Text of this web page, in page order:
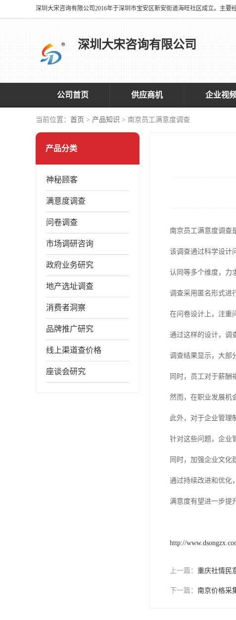
深圳大宋咨询有限公司
公司首页 供应商机 企业视
当前位置： 首页 > 产品知识 > 南京员工满意度调查
产品分类
神秘顾客
满意度调查
问卷调查
市场调研咨询
政府业务研究
地产选址调查
消费者洞察
品牌推广研究
线上渠道查价格
座谈会研究
南京员工满意度调查
该调查通过科学设计
认同等多个维度，力
调查采用匿名形式进
在问卷设计上，注重
通过这样的设计，调
调查结果显示，大部
同时，员工对于薪酬
然而，在职业发展机
此外，对于企业管理
针对这些问题，企业
同时，加强企业文化
通过持续改进和优化
满意度有望进一步提
http://
上一篇： 重庆社情民
下一篇： 南京价格采